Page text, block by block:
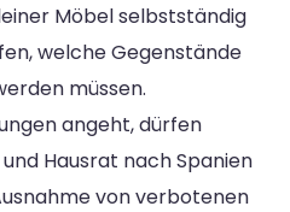
Möbel selbstständig
welche Gegenstände
müssen.
angeht, dürfen
Hausrat nach Spanien
von verbotenen